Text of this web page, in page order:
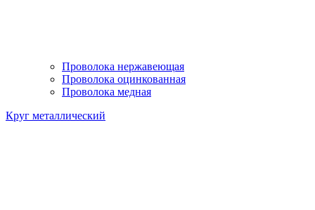
Проволока нержавеющая
Проволока оцинкованная
Проволока медная
Круг металлический